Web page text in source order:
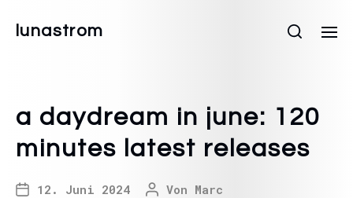
lunastrom
a daydream in june: 120
minutes latest releases
12. Juni 2024 Von Marc